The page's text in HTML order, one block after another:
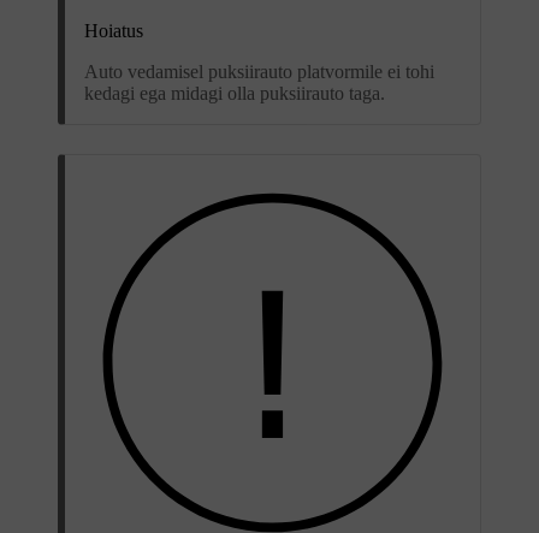
Hoiatus
Auto vedamisel puksiirauto platvormile ei tohi
kedagi ega midagi olla puksiirauto taga.